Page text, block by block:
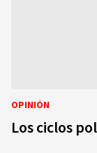
OPINIÓN
Los ciclos